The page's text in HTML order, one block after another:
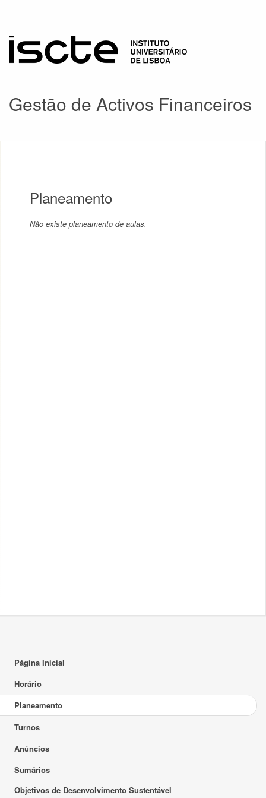
Gestão de Activos Financeiros
Planeamento
Não existe planeamento de aulas.
Página Inicial
Horário
Planeamento
Turnos
Anúncios
Sumários
Objetivos de Desenvolvimento Sustentável